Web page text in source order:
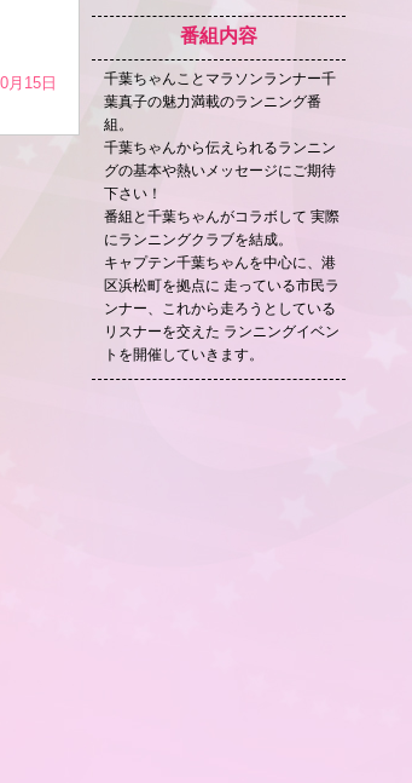
月15日
番組内容
千葉ちゃんことマラソンランナー千
葉真子の魅力満載のランニング番
組。
千葉ちゃんから伝えられるランニン
グの基本や熱いメッセージにご期待
下さい！
番組と千葉ちゃんがコラボして 実際
にランニングクラブを結成。
キャプテン千葉ちゃんを中心に、港
区浜松町を拠点に 走っている市民ラ
ンナー、これから走ろうとしている
リスナーを交えた ランニングイベン
トを開催していきます。